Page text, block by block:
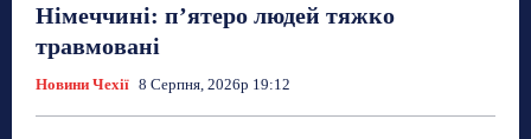
Німеччині: п’ятеро людей тяжко
травмовані
Новини Чехії 8 Серпня, 2026р 19:12